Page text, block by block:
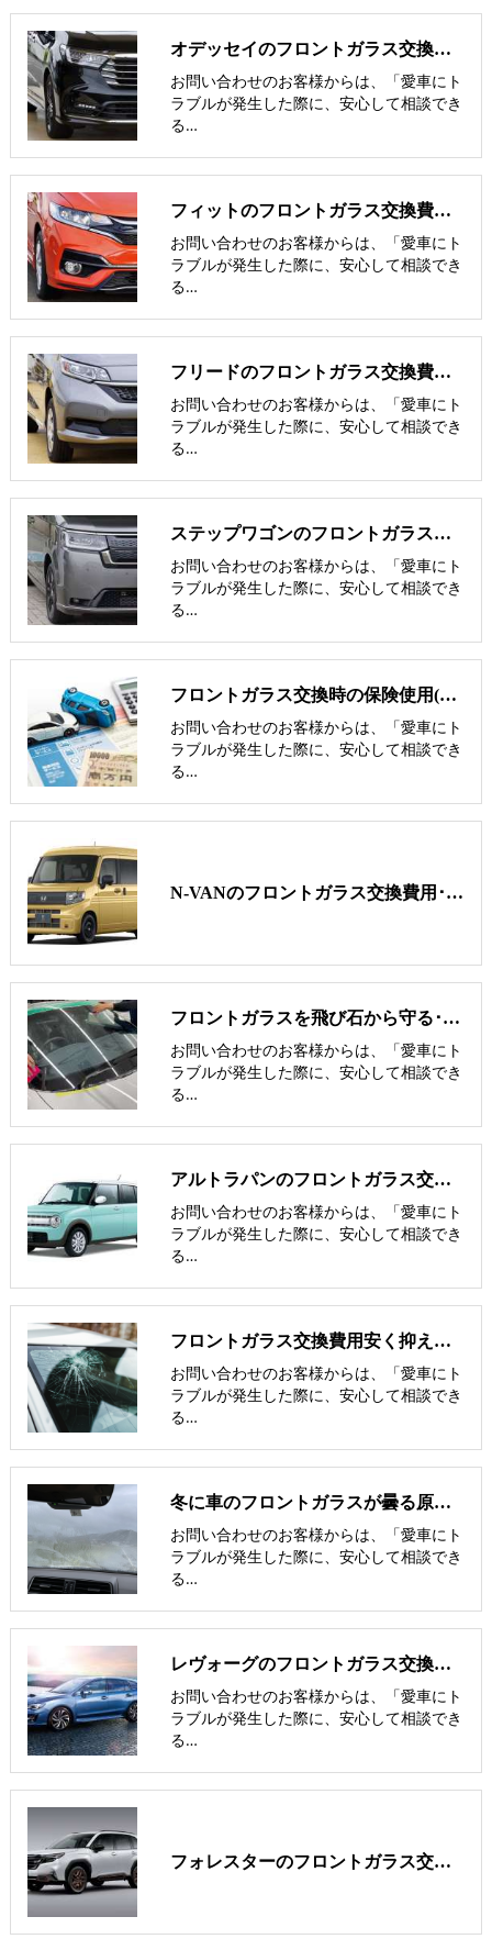
オデッセイのフロントガラス交換費用･飛び石修理費用･低価格ガラス紹介
お問い合わせのお客様からは、「愛車にト
ラブルが発生した際に、安心して相談でき
る…
フィットのフロントガラス交換費用･飛び石修理費用･低価格ガラス紹介
お問い合わせのお客様からは、「愛車にト
ラブルが発生した際に、安心して相談でき
る…
フリードのフロントガラス交換費用･飛び石修理費用･低価格ガラス紹介
お問い合わせのお客様からは、「愛車にト
ラブルが発生した際に、安心して相談でき
る…
ステップワゴンのフロントガラス交換費用･飛び石修理費用･低価格ガラス
お問い合わせのお客様からは、「愛車にト
ラブルが発生した際に、安心して相談でき
る…
フロントガラス交換時の保険使用(保険修理と実費修理の見極め)
お問い合わせのお客様からは、「愛車にト
ラブルが発生した際に、安心して相談でき
る…
N-VANのフロントガラス交換費用･飛び石修理費用･低価格ガラス紹介
フロントガラスを飛び石から守る･避ける方法･傷･割れにくくするには
お問い合わせのお客様からは、「愛車にト
ラブルが発生した際に、安心して相談でき
る…
アルトラパンのフロントガラス交換費用･飛び石修理費用･低価格ガラス紹介
お問い合わせのお客様からは、「愛車にト
ラブルが発生した際に、安心して相談でき
る…
フロントガラス交換費用安く抑える/車輌保険でお見舞金-nexus岡山･倉敷
お問い合わせのお客様からは、「愛車にト
ラブルが発生した際に、安心して相談でき
る…
冬に車のフロントガラスが曇る原因と、その対処法を解説！
お問い合わせのお客様からは、「愛車にト
ラブルが発生した際に、安心して相談でき
る…
レヴォーグのフロントガラス交換費用･飛び石修理費用･低価格ガラス
お問い合わせのお客様からは、「愛車にト
ラブルが発生した際に、安心して相談でき
る…
フォレスターのフロントガラス交換費用･飛び石修理費用･低価格ガラス